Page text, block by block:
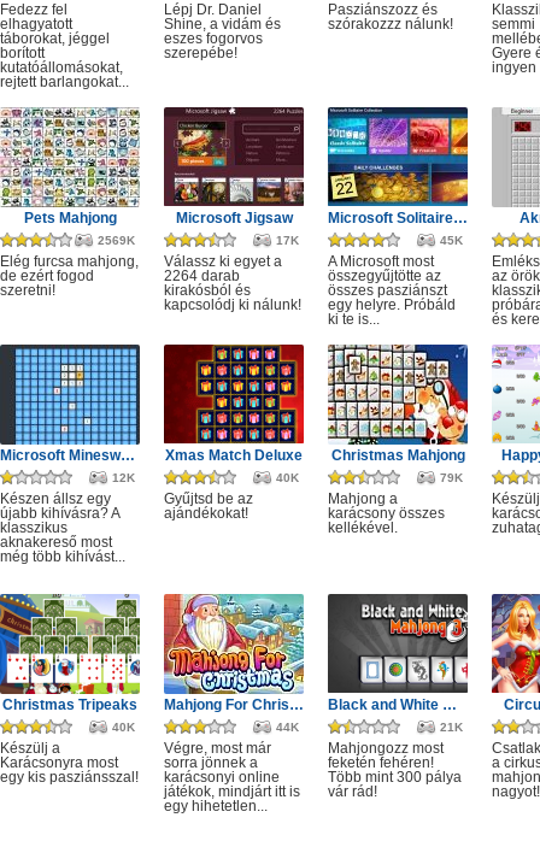
Fedezz fel
elhagyatott
táborokat, jéggel
borított
kutatóállomásokat,
rejtett barlangokat...
Lépj Dr. Daniel
Shine, a vidám és
eszes fogorvos
szerepébe!
Pasziánszozz és
szórakozzz nálunk!
semmi
Gyere
ingyen
Pets Mahjong
2569K
Elég furcsa mahjong,
de ezért fogod
szeretni!
Microsoft Jigsaw
17K
Válassz ki egyet a
2264 darab
kirakósból és
kapcsolódj ki nálunk!
Microsoft Solitaire Collection
45K
A Microsoft most
összegyűjtötte az
összes pasziánszt
egy helyre. Próbáld
ki te is...
az örök
és
Microsoft Minesweeper
12K
Készen állsz egy
újabb kihívásra? A
klasszikus
aknakereső most
még több kihívást...
Xmas Match Deluxe
40K
Gyűjtsd be az
ajándékokat!
Christmas Mahjong
79K
Mahjong a
karácsony összes
kellékével.
Christmas Tripeaks
40K
Készülj a
Karácsonyra most
egy kis pasziánsszal!
Mahjong For Christmas
44K
Végre, most már
sorra jönnek a
karácsonyi online
játékok, mindjárt itt is
egy hihetetlen...
Black and White Mahjong 3
21K
Mahjongozz most
feketén fehéren!
Több mint 300 pálya
vár rád!
a
nagyot!